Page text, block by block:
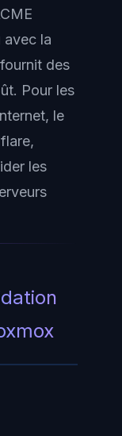
avec la
des
Pour les
le
les